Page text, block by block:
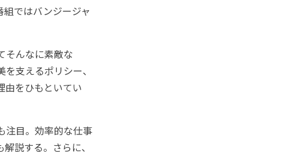
ではバンジージャ
そんなに素敵な
支えるポリシー、
由をひもといてい
注目。効率的な仕事
説する。さらに、